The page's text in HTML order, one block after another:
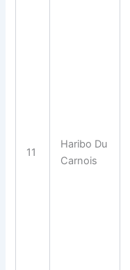
11
Haribo Du
Carnois